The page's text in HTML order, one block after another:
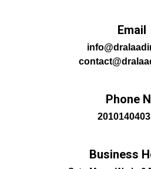
Email
Phone
Business